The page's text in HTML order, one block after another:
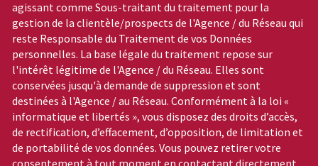
agissant comme Sous-traitant du traitement pour la
gestion de la clientèle/prospects de l'Agence / du Réseau qui
reste Responsable du Traitement de vos Données
personnelles. La base légale du traitement repose sur
l'intérêt légitime de l'Agence / du Réseau. Elles sont
conservées jusqu'à demande de suppression et sont
destinées à l'Agence / au Réseau. Conformément à la loi «
informatique et libertés », vous disposez des droits d’accès,
de rectification, d’effacement, d’opposition, de limitation et
de portabilité de vos données. Vous pouvez retirer votre
consentement à tout moment en contactant directement